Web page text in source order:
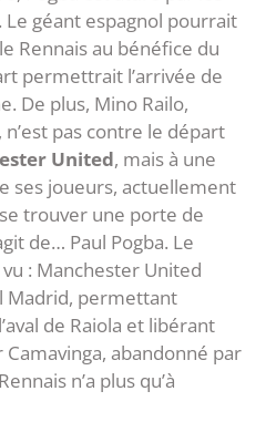
. Le géant espagnol pourrait
Rennais au bénéfice du
permettrait l’arrivée de
De plus, Mino Railo,
, n’est pas contre le départ
United, mais à une
ses joueurs, actuellement
trouver une porte de
de… Paul Pogba. Le
: Manchester United
Madrid, permettant
de Raiola et libérant
abandonné par
n’a plus qu’à